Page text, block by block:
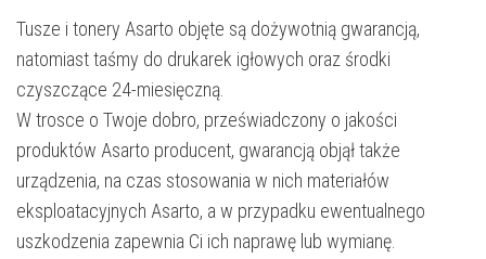
Tusze i tonery Asarto objęte są dożywotnią gwarancją,
natomiast taśmy do drukarek igłowych oraz środki
czyszczące 24-miesięczną.
W trosce o Twoje dobro, przeświadczony o jakości
produktów Asarto producent, gwarancją objął także
urządzenia, na czas stosowania w nich materiałów
eksploatacyjnych Asarto, a w przypadku ewentualnego
uszkodzenia zapewnia Ci ich naprawę lub wymianę.